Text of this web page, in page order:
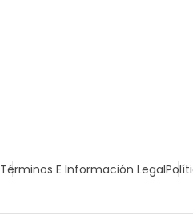
Términos E Información Legal